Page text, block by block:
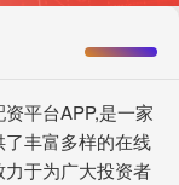
平台APP,是一家
丰富多样的在线
于为广大投资者